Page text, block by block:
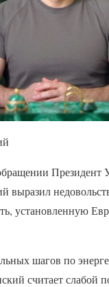
Президент
выразил
установленную
шагов по
считает слабой